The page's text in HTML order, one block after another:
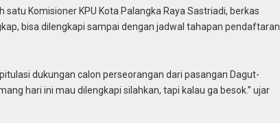
Komisioner KPU Kota Palangka Raya Sastriadi, berkas
bisa dilengkapi sampai dengan jadwal tahapan pendaftaran
dukungan calon perseorangan dari pasangan Dagut-
hari ini mau dilengkapi silahkan, tapi kalau ga besok.” ujar